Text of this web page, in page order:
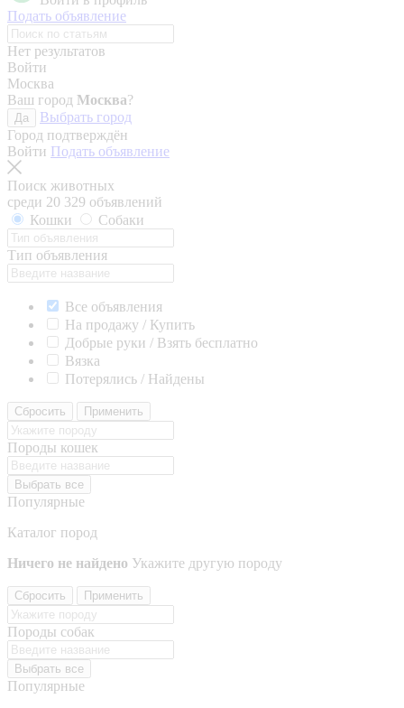
Подать объявление
Нет результатов
Войти
Москва
Ваш город Москва?
Да
Выбрать город
Город подтверждён
Войти Подать объявление
Поиск животных
среди 20 329 объявлений
Кошки
Собаки
Тип объявления
Все объявления
На продажу / Купить
Добрые руки / Взять бесплатно
Вязка
Потерялись / Найдены
Сбросить Применить
Породы кошек
Выбрать все
Популярные
Каталог пород
Ничего не найдено Укажите другую породу
Сбросить Применить
Породы собак
Выбрать все
Популярные